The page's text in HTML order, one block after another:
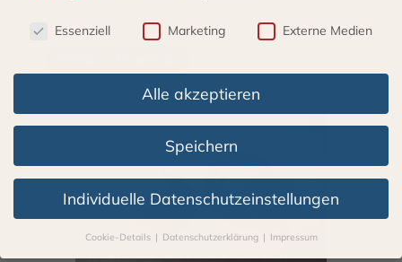
Essenziell Marketing Externe Medien
Alle akzeptieren
Speichern
Individuelle Datenschutzeinstellungen
Cookie-Details Datenschutzerklärung Impressum
Datenschutzeinstellungen